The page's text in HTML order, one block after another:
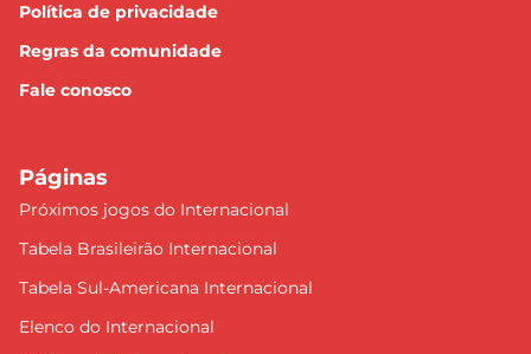
Política de privacidade
Regras da comunidade
Fale conosco
Páginas
Próximos jogos do Internacional
Tabela Brasileirão Internacional
Tabela Sul-Americana Internacional
Elenco do Internacional